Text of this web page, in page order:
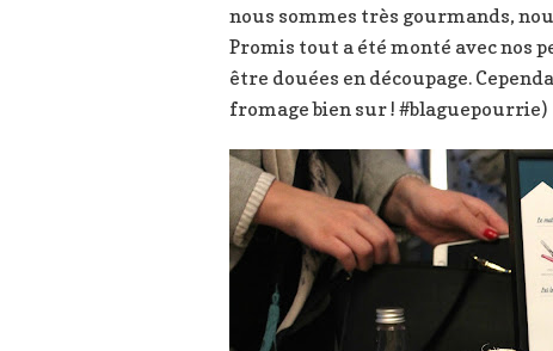
nous sommes très gourmands,
Promis tout a été monté avec nos
être douées en découpage.
fromage bien sur ! #blaguepourrie)